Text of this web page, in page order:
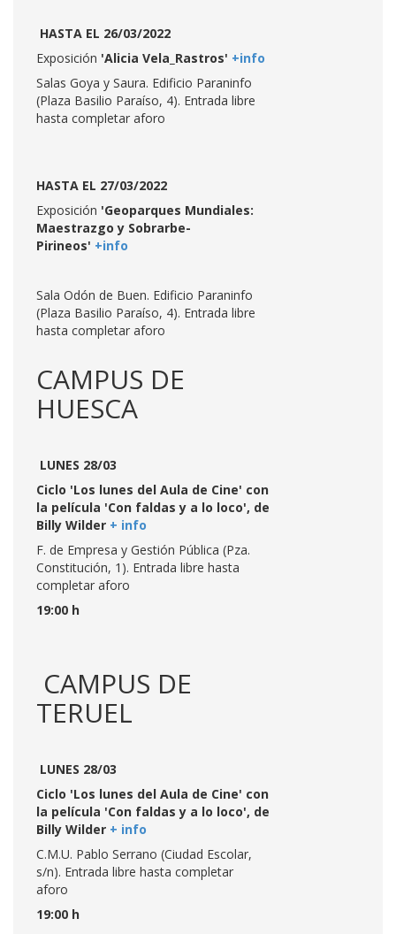
HASTA EL 26/03/2022
Exposición 'Alicia Vela_Rastros' +info
Salas Goya y Saura. Edificio Paraninfo
(Plaza Basilio Paraíso, 4). Entrada libre
hasta completar aforo
HASTA EL 27/03/2022
Exposición 'Geoparques Mundiales:
Maestrazgo y Sobrarbe-
Pirineos' +info
Sala Odón de Buen. Edificio Paraninfo
(Plaza Basilio Paraíso, 4). Entrada libre
hasta completar aforo
CAMPUS DE
HUESCA
LUNES 28/03
Ciclo 'Los lunes del Aula de Cine' con
la película 'Con faldas y a lo loco', de
Billy Wilder + info
F. de Empresa y Gestión Pública (Pza.
Constitución, 1). Entrada libre hasta
completar aforo
19:00 h
CAMPUS DE
TERUEL
LUNES 28/03
Ciclo 'Los lunes del Aula de Cine' con
la película 'Con faldas y a lo loco', de
Billy Wilder + info
C.M.U. Pablo Serrano (Ciudad Escolar,
s/n). Entrada libre hasta completar
aforo
19:00 h